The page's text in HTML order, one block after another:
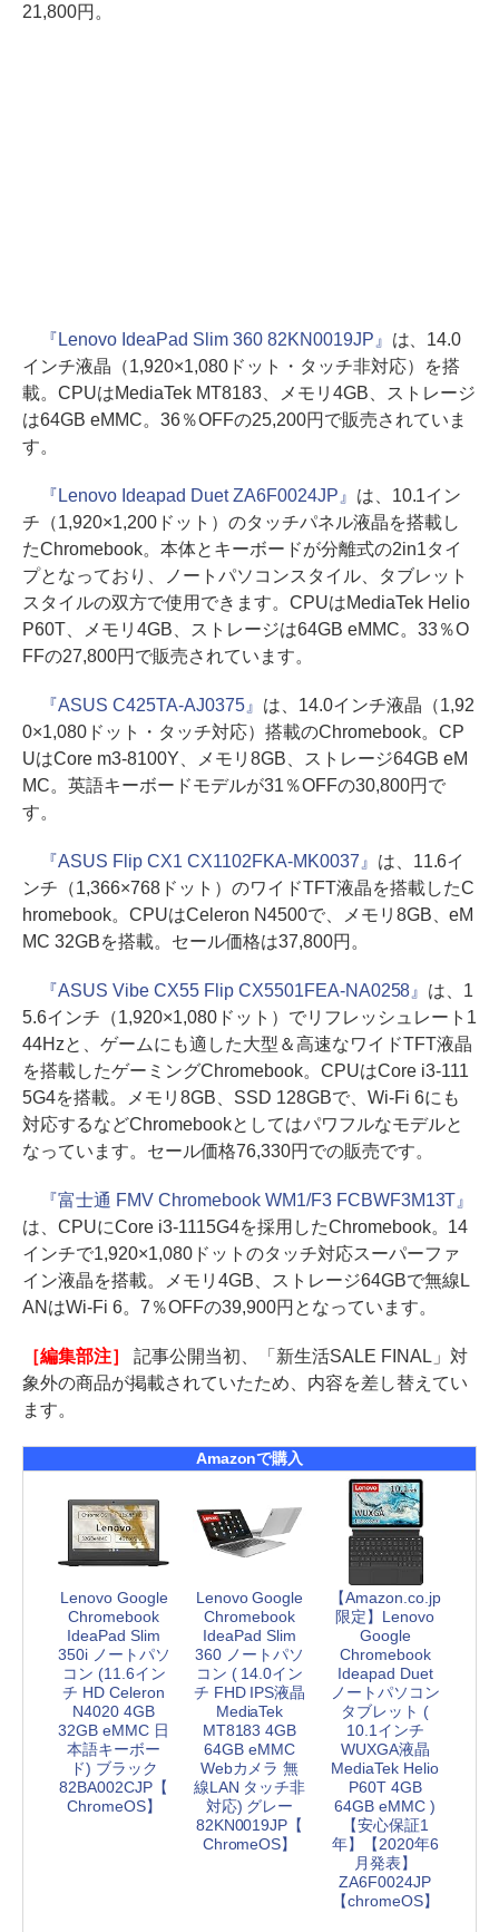
21,800円。
『Lenovo IdeaPad Slim 360 82KN0019JP』 は、14.0
インチ液晶（1,920×1,080ドット・タッチ非対応）を搭
載。CPUはMediaTek MT8183、メモリ4GB、ストレージ
は64GB eMMC。36％OFFの25,200円で販売されていま
す。
『Lenovo Ideapad Duet ZA6F0024JP』 は、10.1イン
チ（1,920×1,200ドット）のタッチパネル液晶を搭載し
たChromebook。本体とキーボードが分離式の2in1タイ
プとなっており、ノートパソコンスタイル、タブレット
スタイルの双方で使用できます。CPUはMediaTek Helio
P60T、メモリ4GB、ストレージは64GB eMMC。33％O
FFの27,800円で販売されています。
『ASUS C425TA-AJ0375』 は、14.0インチ液晶（1,92
0×1,080ドット・タッチ対応）搭載のChromebook。CP
UはCore m3-8100Y、メモリ8GB、ストレージ64GB eM
MC。英語キーボードモデルが31％OFFの30,800円で
す。
『ASUS Flip CX1 CX1102FKA-MK0037』 は、11.6イ
ンチ（1,366×768ドット）のワイドTFT液晶を搭載したC
hromebook。CPUはCeleron N4500で、メモリ8GB、eM
MC 32GBを搭載。セール価格は37,800円。
『ASUS Vibe CX55 Flip CX5501FEA-NA0258』 は、1
5.6インチ（1,920×1,080ドット）でリフレッシュレート1
44Hzと、ゲームにも適した大型＆高速なワイドTFT液晶
を搭載したゲーミングChromebook。CPUはCore i3-111
5G4を搭載。メモリ8GB、SSD 128GBで、Wi-Fi 6にも
対応するなどChromebookとしてはパワフルなモデルと
なっています。セール価格76,330円での販売です。
『富士通 FMV Chromebook WM1/F3 FCBWF3M13T』
は、CPUにCore i3-1115G4を採用したChromebook。14
インチで1,920×1,080ドットのタッチ対応スーパーファ
イン液晶を搭載。メモリ4GB、ストレージ64GBで無線L
ANはWi-Fi 6。7％OFFの39,900円となっています。
［編集部注］ 記事公開当初、「新生活SALE FINAL」対
象外の商品が掲載されていたため、内容を差し替えてい
ます。
Amazonで購入
Lenovo Google
Chromebook
IdeaPad Slim
350i ノートパソ
コン (11.6イン
チ HD Celeron
N4020 4GB
32GB eMMC 日
本語キーボー
ド) ブラック
82BA002CJP【
ChromeOS】
Lenovo Google
Chromebook
IdeaPad Slim
360 ノートパソ
コン ( 14.0イン
チ FHD IPS液晶
MediaTek
MT8183 4GB
64GB eMMC
Webカメラ 無
線LAN タッチ非
対応) グレー
82KN0019JP【
ChromeOS】
【Amazon.co.jp
限定】Lenovo
Google
Chromebook
Ideapad Duet
ノートパソコン
タブレット (
10.1インチ
WUXGA液晶
MediaTek Helio
P60T 4GB
64GB eMMC )
【安心保証1
年】【2020年6
月発表】
ZA6F0024JP
【chromeOS】